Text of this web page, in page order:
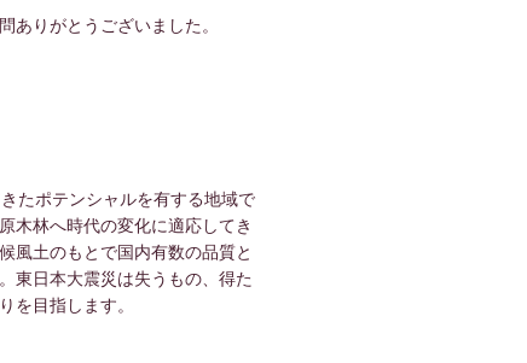
りがとうございました。
たポテンシャルを有する地域で
木林へ時代の変化に適応してき
風土のもとで国内有数の品質と
東日本大震災は失うもの、得た
を目指します。